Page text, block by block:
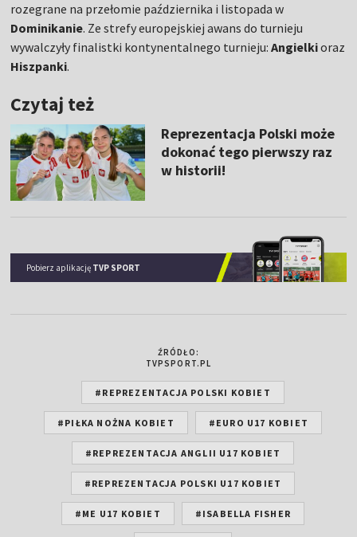
rozegrane na przełomie października i listopada w
Dominikanie. Ze strefy europejskiej awans do turnieju
wywalczyły finalistki kontynentalnego turnieju:Angielkioraz
Hiszpanki.
Czytaj też
Reprezentacja Polski może
dokonać tego pierwszy raz
w historii!
Pobierz aplikację TVP SPORT
ŹRÓDŁO:
TVPSPORT.PL
#REPREZENTACJA POLSKI KOBIET
#PIŁKA NOŻNA KOBIET #EURO U17 KOBIET
#REPREZENTACJA ANGLII U17 KOBIET
#REPREZENTACJA POLSKI U17 KOBIET
#ME U17 KOBIET #ISABELLA FISHER